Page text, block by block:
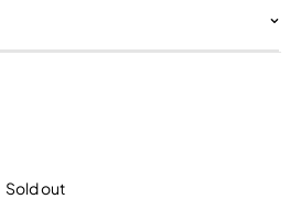
Sold out